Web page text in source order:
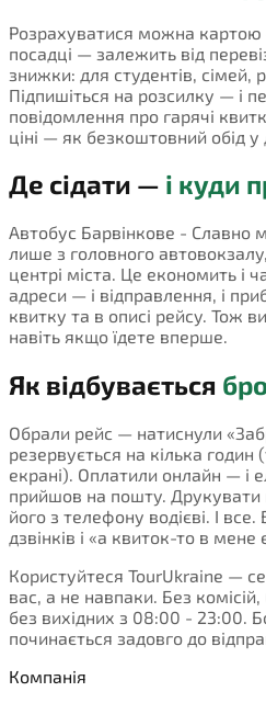
Розрахуватися можна картою
посадці — залежить від
знижки: для студентів, сімей,
Підпишіться на розсилку — і
повідомлення про гарячі
ціні — як безкоштовний обід у
Де сідати — і куди
Автобус Барвінкове - Славно
лише з головного
центрі міста. Це економить і
адреси — і відправлення, і
квитку та в описі рейсу. Тож
навіть якщо їдете вперше.
Як відбувається
Обрали рейс — натиснули
резервується на кілька годин
екрані). Оплатили онлайн — і
прийшов на пошту. Друкувати
його з телефону водієві. І
дзвінків і «а квиток-то в мене
Користуйтеся TourUkraine —
вас, а не навпаки. Без
без вихідних з 08:00 - 23:00.
починається задовго до
Компанія